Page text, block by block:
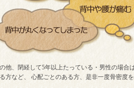
他、閉経して5年以上たっている・男性の場
方など、 心配ごとのある方、是非一度骨密度